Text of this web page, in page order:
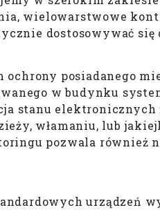
wielowarstwowe
dostosowywać
posiadanego
w budynku
stanu
włamaniu, lub
pozwala również
urządzeń